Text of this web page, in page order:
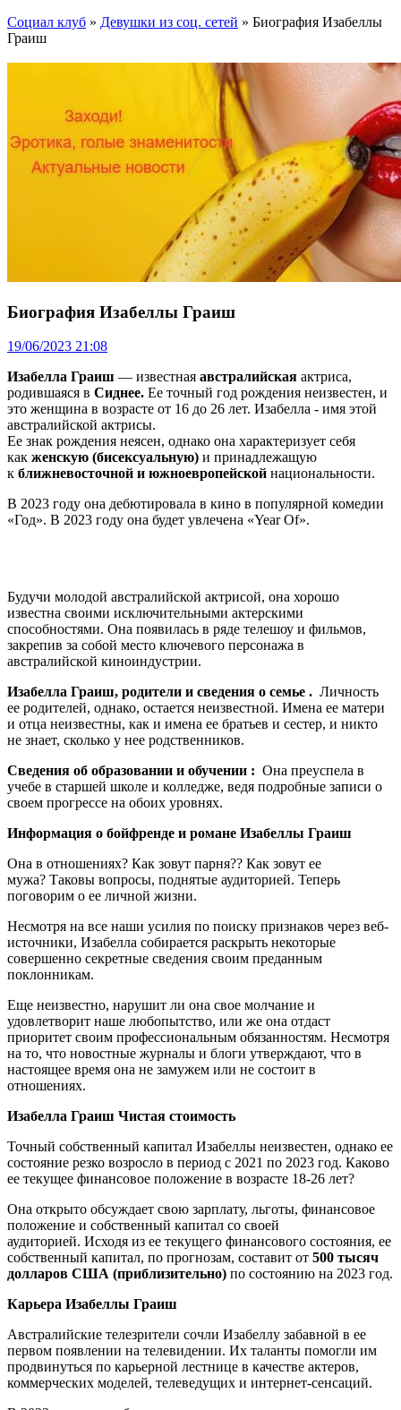
Социал клуб » Девушки из соц. сетей » Биография Изабеллы
Граиш
Биография Изабеллы Граиш
19/06/2023 21:08
Изабелла Граиш — известная австралийская актриса,
родившаяся в Сиднее. Ее точный год рождения неизвестен, и
это женщина в возрасте от 16 до 26 лет. Изабелла - имя этой
австралийской актрисы.
Ее знак рождения неясен, однако она характеризует себя
как женскую (бисексуальную) и принадлежащую
к ближневосточной и южноевропейской национальности.
В 2023 году она дебютировала в кино в популярной комедии
«Год». В 2023 году она будет увлечена «Year Of».
Будучи молодой австралийской актрисой, она хорошо
известна своими исключительными актерскими
способностями. Она появилась в ряде телешоу и фильмов,
закрепив за собой место ключевого персонажа в
австралийской киноиндустрии.
Изабелла Граиш, родители и сведения о семье . Личность
ее родителей, однако, остается неизвестной. Имена ее матери
и отца неизвестны, как и имена ее братьев и сестер, и никто
не знает, сколько у нее родственников.
Сведения об образовании и обучении : Она преуспела в
учебе в старшей школе и колледже, ведя подробные записи о
своем прогрессе на обоих уровнях.
Информация о бойфренде и романе Изабеллы Граиш
Она в отношениях? Как зовут парня?? Как зовут ее
мужа? Таковы вопросы, поднятые аудиторией. Теперь
поговорим о ее личной жизни.
Несмотря на все наши усилия по поиску признаков через веб-
источники, Изабелла собирается раскрыть некоторые
совершенно секретные сведения своим преданным
поклонникам.
Еще неизвестно, нарушит ли она свое молчание и
удовлетворит наше любопытство, или же она отдаст
приоритет своим профессиональным обязанностям. Несмотря
на то, что новостные журналы и блоги утверждают, что в
настоящее время она не замужем или не состоит в
отношениях.
Изабелла Граиш Чистая стоимость
Точный собственный капитал Изабеллы неизвестен, однако ее
состояние резко возросло в период с 2021 по 2023 год. Каково
ее текущее финансовое положение в возрасте 18-26 лет?
Она открыто обсуждает свою зарплату, льготы, финансовое
положение и собственный капитал со своей
аудиторией. Исходя из ее текущего финансового состояния, ее
собственный капитал, по прогнозам, составит от 500 тысяч
долларов США (приблизительно) по состоянию на 2023 год.
Карьера Изабеллы Граиш
Австралийские телезрители сочли Изабеллу забавной в ее
первом появлении на телевидении. Их таланты помогли им
продвинуться по карьерной лестнице в качестве актеров,
коммерческих моделей, телеведущих и интернет-сенсаций.